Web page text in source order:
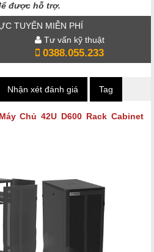
được hỗ trợ.
TUYẾN MIỄN PHÍ
Tư vấn kỹ thuật
0388.055.233
Nhận xét đánh giá Tag
Chủ 42U D600 Rack Cabinet